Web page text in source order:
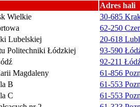
Adres hali
Wielkie
30-685
62-250
Lubelskiej
20-618
Politechniki Łódzkiej
93-590
92-211
Magdaleny
61-856
B
61-553
C
61-553